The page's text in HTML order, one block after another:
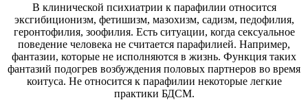
В клинической психиатрии к парафилии относится
эксгибиционизм, фетишизм, мазохизм, садизм, педофилия,
геронтофилия, зоофилия. Есть ситуации, когда сексуальное
поведение человека не считается парафилией. Например,
фантазии, которые не исполняются в жизнь. Функция таких
фантазий подогрев возбуждения половых партнеров во время
коитуса. Не относится к парафилии некоторые легкие
практики БДСМ.